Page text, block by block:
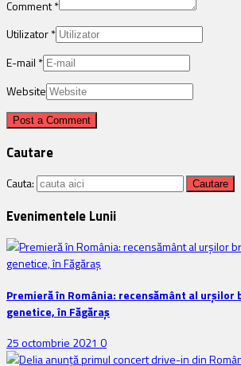
Comment*
Utilizator*
E-mail *
Website
Cautare
Cauta:
Evenimentele Lunii
Premieră în România: recensământ al urșilor
genetice, în Făgăraș
25 octombrie 2021 0